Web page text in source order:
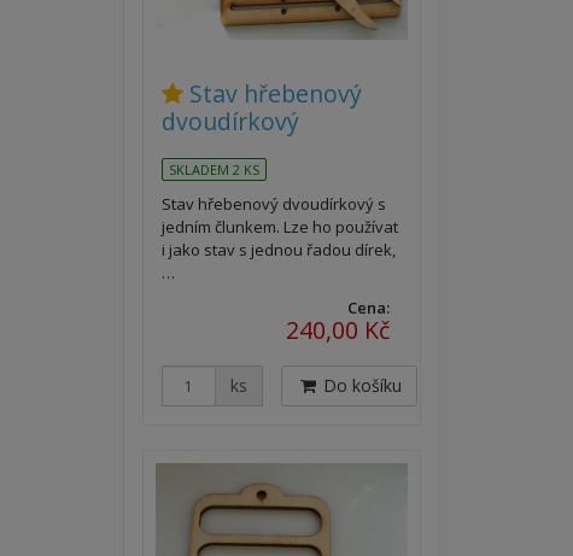
Stav hřebenový
dvoudírkový
SKLADEM 2 KS
Stav hřebenový dvoudírkový s
jedním člunkem. Lze ho používat
i jako stav s jednou řadou dírek,
…
Cena:
240,00 Kč
ks Do košíku